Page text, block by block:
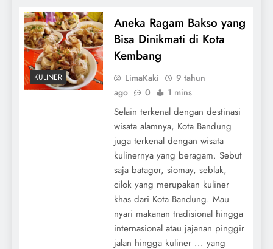
KULINER
Aneka Ragam Bakso yang
Bisa Dinikmati di Kota
Kembang
LimaKaki
9 tahun
ago
0 1 mins
Selain terkenal dengan destinasi
wisata alamnya, Kota Bandung
juga terkenal dengan wisata
kulinernya yang beragam. Sebut
saja batagor, siomay, seblak,
cilok yang merupakan kuliner
khas dari Kota Bandung. Mau
nyari makanan tradisional hingga
internasional atau jajanan pinggir
jalan hingga kuliner ... yang